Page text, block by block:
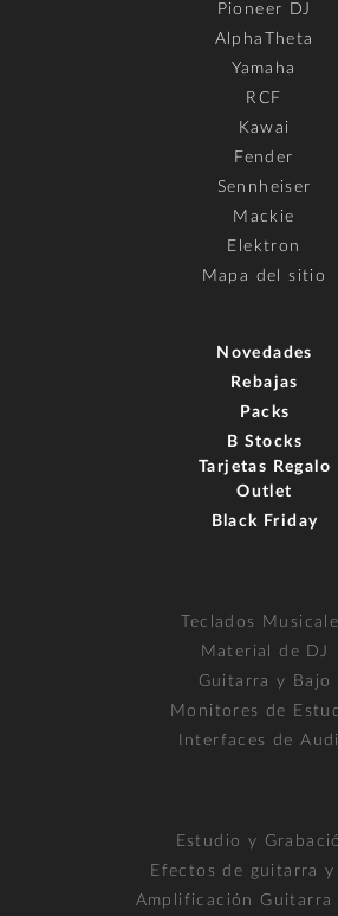
Pioneer DJ
AlphaTheta
Yamaha
RCF
Kawai
Fender
Sennheiser
Mackie
Elektron
Mapa del sitio
Novedades
Rebajas
Packs
B Stocks
Tarjetas Regalo
Outlet
Black Friday
Teclados
Material de DJ
Guitarra y Bajo
Monitores de
Interfaces de
Estudio y
Efectos de guitarra y
Amplificación Guitarra